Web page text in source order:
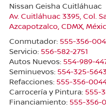
Nissan Geisha Cuitláhuac
Av. Cuitláhuac 3395, Col.
Azcapotzalco CDMX,
Conmutador: 555-356-
Servicio: 556-582-2751
Autos Nuevos: 554-989-
Seminuevos: 554-325-5643
Refacciones: 555-356-
Carrocería y Pintura: 555-
Financiamiento: 555-356-